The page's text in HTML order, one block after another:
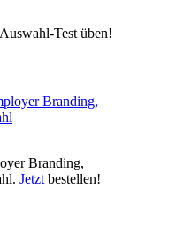
Test üben!
Branding,
Jetzt bestellen!